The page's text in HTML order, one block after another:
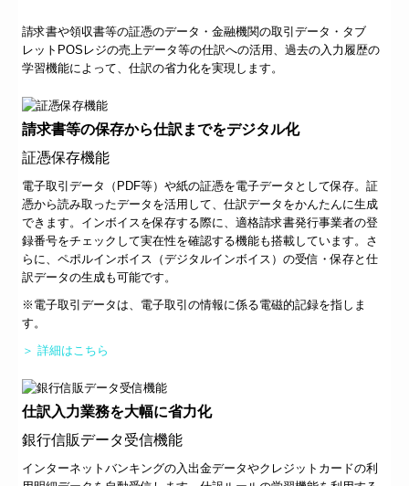
請求書や領収書等の証憑のデータ・金融機関の取引データ・タブ
レットPOSレジの売上データ等の仕訳への活用、過去の入力履歴の
学習機能によって、仕訳の省力化を実現します。
請求書等の保存から仕訳までをデジタル化
証憑保存機能
電子取引データ（PDF等）や紙の証憑を電子データとして保存。証
憑から読み取ったデータを活用して、仕訳データをかんたんに生成
できます。インボイスを保存する際に、適格請求書発行事業者の登
録番号をチェックして実在性を確認する機能も搭載しています。さ
らに、ペポルインボイス（デジタルインボイス）の受信・保存と仕
訳データの生成も可能です。
※電子取引データは、電子取引の情報に係る電磁的記録を指しま
す。
＞ 詳細はこちら
仕訳入力業務を大幅に省力化
銀行信販データ受信機能
インターネットバンキングの入出金データやクレジットカードの利